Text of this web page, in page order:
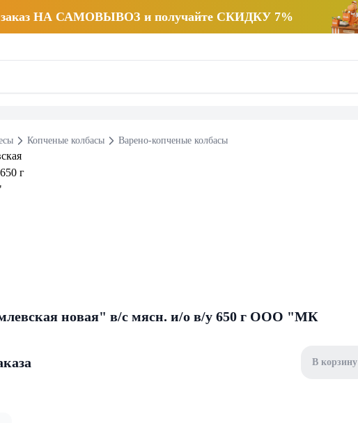
заказ НА САМОВЫВОЗ и получайте СКИДКУ 7%
Копченые колбасы Варено-копченые колбасы
новая" в/с мясн. и/о в/у 650 г ООО "МК
В корзину